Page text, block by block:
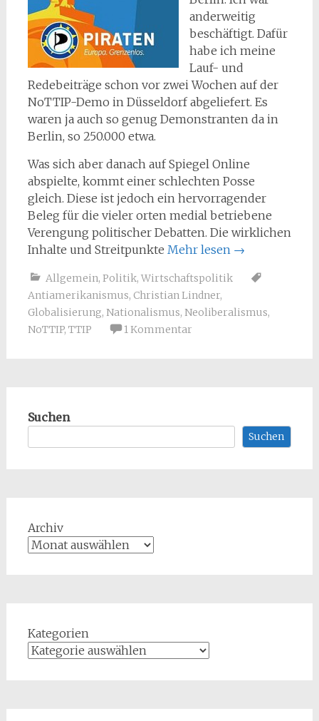
anderweitig
beschäftigt. Dafür
habe ich meine
Lauf- und
Redebeiträge schon vor zwei Wochen auf der
NoTTIP-Demo in Düsseldorf abgeliefert. Es
waren ja auch so genug Demonstranten da in
Berlin, so 250.000 etwa.
Was sich aber danach auf Spiegel Online
abspielte, kommt einer schlechten Posse
gleich. Diese ist jedoch ein hervorragender
Beleg für die vieler orten medial betriebene
Verengung politischer Debatten. Die wirklichen
Inhalte und Streitpunkte Mehr lesen →
Allgemein, Politik, Wirtschaftspolitik
Antiamerikanismus, Christian Lindner,
Globalisierung, Nationalismus, Neoliberalismus,
NoTTIP, TTIP 1 Kommentar
Suchen
Suchen
Archiv
Kategorien